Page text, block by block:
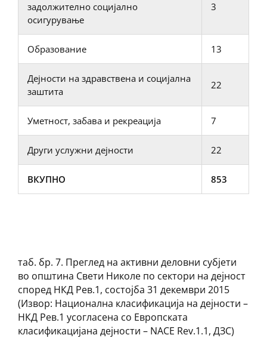
задолжително социјално
осигурување
3
Образование 13
Дејности на здравствена и социјална
заштита
22
Уметност, забава и рекреација 7
Други услужни дејности 22
ВКУПНО 853
таб. бр. 7. Преглед на активни деловни субјети
во општина Свети Николе по сектори на дејност
според НКД Рев.1, состојба 31 декември 2015
(Извор: Национална класификација на дејности –
НКД Рев.1 усогласена со Европската
класификацијана дејности – NACE Rev.1.1, ДЗС)